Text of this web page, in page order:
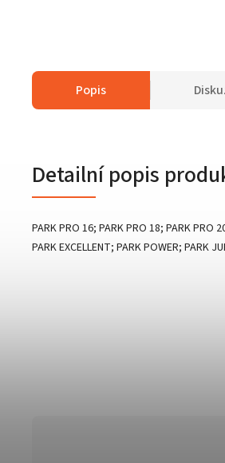
Popis
Detailní popis
PARK PRO 16; PARK PRO 18; PARK PRO
PARK EXCELLENT; PARK POWER; PARK